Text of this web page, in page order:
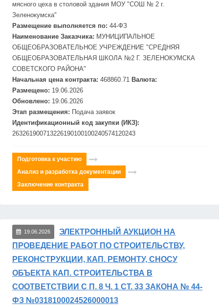
мясного цеха в столовой здания МОУ "СОШ № 2 г.
Зеленокумска"
Размещение выполняется по: 44-ФЗ
Наименование Заказчика: МУНИЦИПАЛЬНОЕ
ОБЩЕОБРАЗОВАТЕЛЬНОЕ УЧРЕЖДЕНИЕ "СРЕДНЯЯ
ОБЩЕОБРАЗОВАТЕЛЬНАЯ ШКОЛА №2 Г. ЗЕЛЕНОКУМСКА
СОВЕТСКОГО РАЙОНА"
Начальная цена контракта: 468860.71 Валюта:
Размещено: 19.06.2026
Обновлено: 19.06.2026
Этап размещения: Подача заявок
Идентификационный код закупки (ИКЗ):
263261900713226190100100240574120243
Подготовка к участию
Анализ и разработка документации
Заключение контракта
19.06.2026
ЭЛЕКТРОННЫЙ АУКЦИОН НА
ПРОВЕДЕНИЕ РАБОТ ПО СТРОИТЕЛЬСТВУ,
РЕКОНСТРУКЦИИ, КАП. РЕМОНТУ, СНОСУ
ОБЪЕКТА КАП. СТРОИТЕЛЬСТВА В
СООТВЕТСТВИИ С П. 8 Ч. 1 СТ. 33 ЗАКОНА № 44-
ФЗ №0318100024526000013